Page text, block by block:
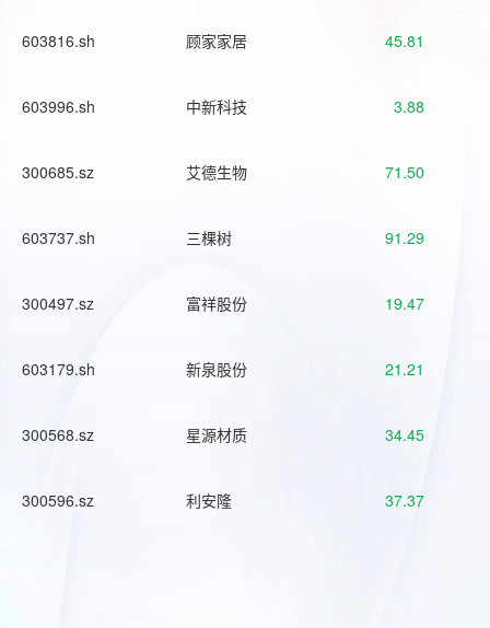
603816.sh 顾家家居 45.81
603996.sh 中新科技 3.88
300685.sz 艾德生物 71.50
603737.sh 三棵树 91.29
300497.sz 富祥股份 19.47
603179.sh 新泉股份 21.21
300568.sz 星源材质 34.45
300596.sz 利安隆 37.37